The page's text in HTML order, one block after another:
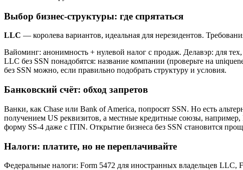
Выбор бизнес-структуры: где спрятаться
LLC — королева вариантов, идеальная для нерезидентов.
Вайоминг: анонимность + нулевой налог с продаж. Делавэр: для
LLC без SSN понадобятся: название компании (проверьте на
без SSN можно, если правильно подобрать структуру и условия.
Банковский счёт: обход запретов
Bанки, как Chase или Bank of America, попросят SSN. Но есть
получением US реквизитов, а местные кредитные союзы, например,
форму SS-4 даже с ITIN. Открытие бизнеса без SSN становится
Налоги: платите, но не переплачивайте
Федеральные налоги: Form 5472 для иностранных владельцев